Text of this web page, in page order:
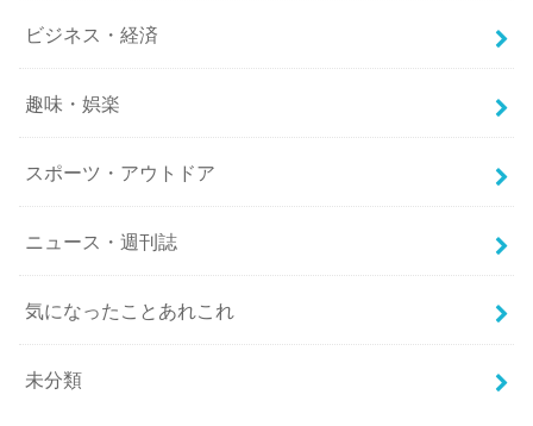
ビジネス・経済
趣味・娯楽
スポーツ・アウトドア
ニュース・週刊誌
気になったことあれこれ
未分類